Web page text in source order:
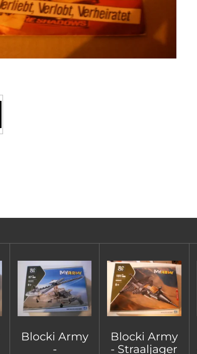
Blocki Army
-
Blocki Army
- Straaljager